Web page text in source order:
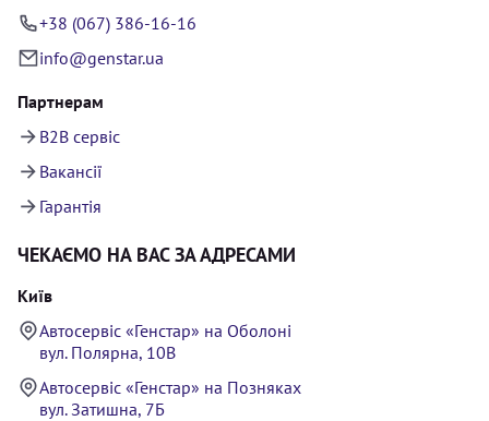
+38 (067) 386-16-16
info@genstar.ua
Партнерам
B2B сервіс
Вакансії
Гарантія
ЧЕКАЄМО НА ВАС ЗА АДРЕСАМИ
Київ
Автосервіс «Генстар» на Оболоні
вул. Полярна, 10В
Автосервіс «Генстар» на Позняках
вул. Затишна, 7Б